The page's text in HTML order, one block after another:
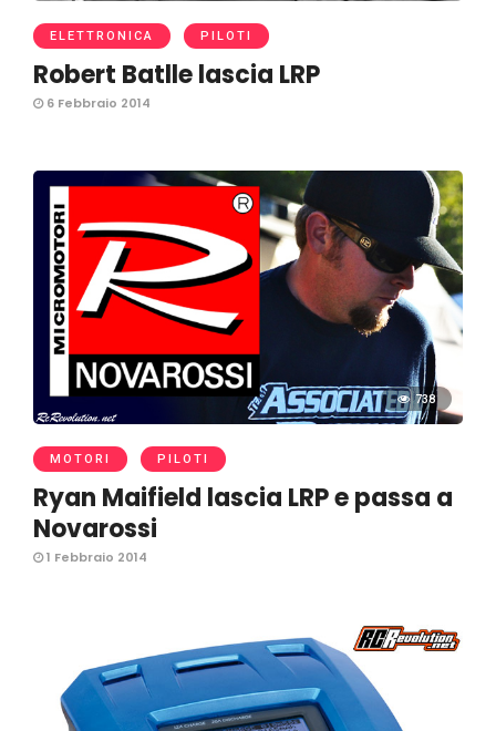
ELETTRONICA PILOTI
Robert Batlle lascia LRP
6 Febbraio 2014
738
MOTORI PILOTI
Ryan Maifield lascia LRP e passa a
Novarossi
1 Febbraio 2014